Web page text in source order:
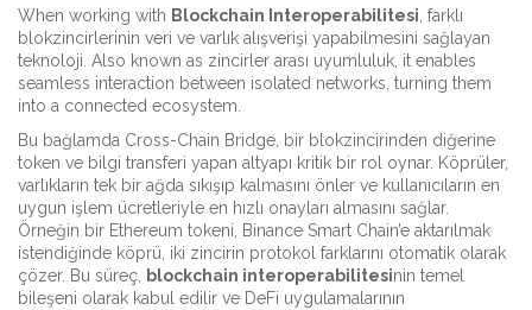
When working with Blockchain Interoperabilitesi farklı
blokzincirlerinin veri ve varlık alışverişi yapabilmesini sağlayan
teknoloji . Also known as zincirler arası uyumluluk , it enables
seamless interaction between isolated networks, turning them
into a connected ecosystem.
Bu bağlamda Cross-Chain Bridge bir blokzincirinden diğerine
token ve bilgi transferi yapan altyapı kritik bir rol oynar. Köprüler,
varlıkların tek bir ağda sıkışıp kalmasını önler ve kullanıcıların en
uygun işlem ücretleriyle en hızlı onayları almasını sağlar.
Örneğin bir Ethereum tokeni, Binance Smart Chain’e aktarılmak
istendiğinde köprü, iki zincirin protokol farklarını otomatik olarak
çözer. Bu süreç,
blockchain interoperabilitesinin temel
bileşeni olarak kabul edilir ve DeFi uygulamalarının